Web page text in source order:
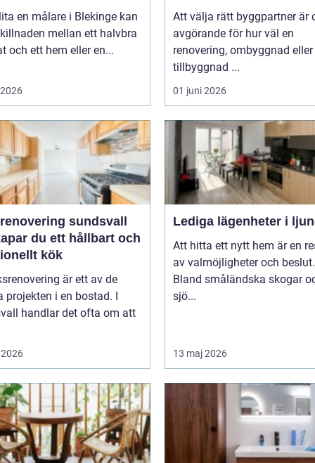
en målare i Blekinge kan
mellan ett halvbra
och ett hem eller en...
Att välja rätt byggpartner är
avgörande för hur väl en
renovering, ombyggnad eller
tillbyggnad ...
01 juni 2026
sundsvall
du ett hållbart och
kök
är ett av de
projekten i en bostad. I
handlar det ofta om att
Lediga lägenheter i
Att hitta ett nytt hem är en
av valmöjligheter och beslut.
Bland småländska skogar
sjö...
13 maj 2026